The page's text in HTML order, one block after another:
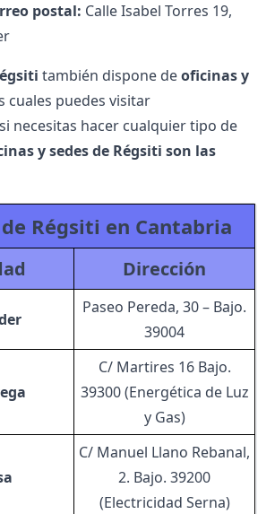
postal: Calle Isabel Torres 19,
también dispone deoficinas y
cuales puedes visitar
necesitas hacer cualquier tipo de
y sedes de Régsiti son las
Régsiti en Cantabria
Dirección
Paseo Pereda, 30 – Bajo.
39004
C/ Martires 16 Bajo.
39300 (Energética de Luz
y Gas)
C/ Manuel Llano Rebanal,
2. Bajo. 39200
(Electricidad Serna)